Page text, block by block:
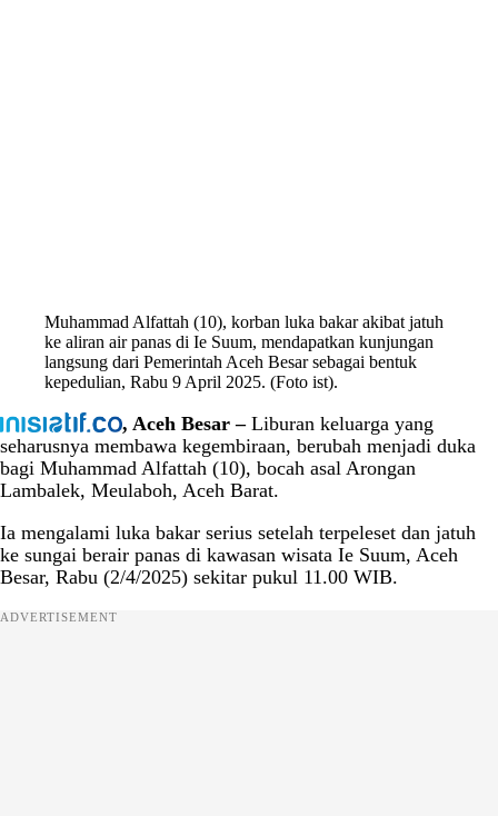
Muhammad Alfattah (10), korban luka bakar akibat jatuh
ke aliran air panas di Ie Suum, mendapatkan kunjungan
langsung dari Pemerintah Aceh Besar sebagai bentuk
kepedulian, Rabu 9 April 2025. (Foto ist).
, Aceh Besar –Liburan keluarga yang
seharusnya membawa kegembiraan, berubah menjadi duka
bagi Muhammad Alfattah (10), bocah asal Arongan
Lambalek, Meulaboh, Aceh Barat.
Ia mengalami luka bakar serius setelah terpeleset dan jatuh
ke sungai berair panas di kawasan wisata Ie Suum, Aceh
Besar, Rabu (2/4/2025) sekitar pukul 11.00 WIB.
ADVERTISEMENT